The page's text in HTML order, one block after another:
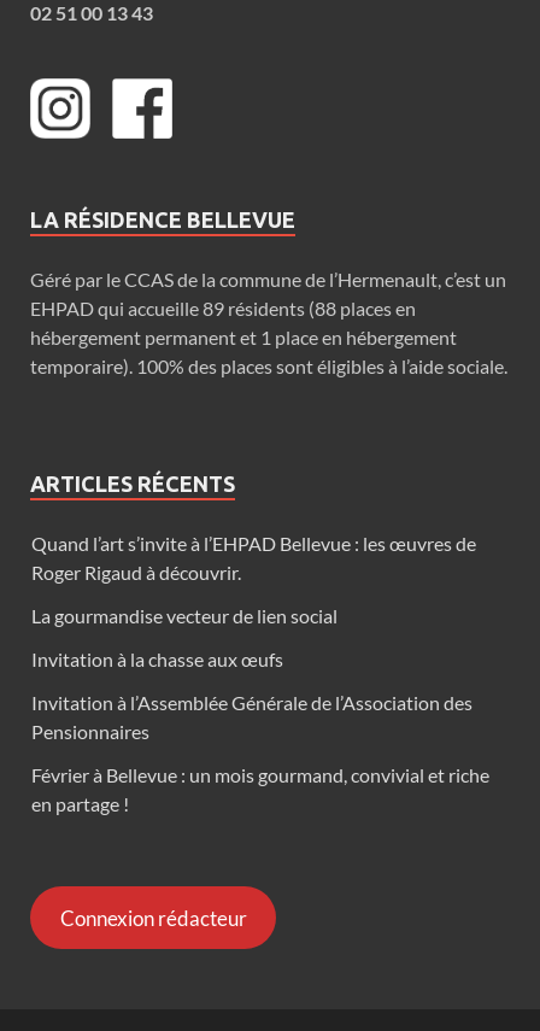
02 51 00 13 43
LA RÉSIDENCE BELLEVUE
Géré par le CCAS de la commune de l’Hermenault, c’est un
EHPAD qui accueille 89 résidents (88 places en
hébergement permanent et 1 place en hébergement
temporaire). 100% des places sont éligibles à l’aide sociale.
ARTICLES RÉCENTS
Quand l’art s’invite à l’EHPAD Bellevue : les œuvres de
Roger Rigaud à découvrir.
La gourmandise vecteur de lien social
Invitation à la chasse aux œufs
Invitation à l’Assemblée Générale de l’Association des
Pensionnaires
Février à Bellevue : un mois gourmand, convivial et riche
en partage !
Connexion rédacteur